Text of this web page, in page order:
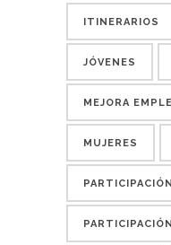
ITINERARIOS
JÓVENES
MEJORA
MUJERES
PARTICIPACIÓN